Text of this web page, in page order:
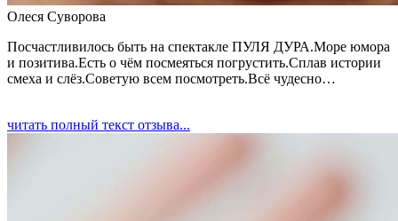
Олеся Суворова
Посчастливилось быть на спектакле ПУЛЯ ДУРА.Море юмора
и позитива.Есть о чём посмеяться погрустить.Сплав истории
смеха и слёз.Советую всем посмотреть.Всё чудесно…
читать полный текст отзыва...